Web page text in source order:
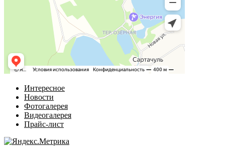
Интересное
Новости
Фотогалерея
Видеогалерея
Прайс-лист